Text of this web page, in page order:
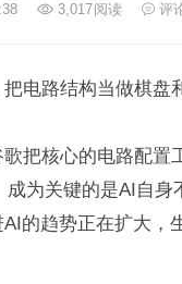
3,017阅读 评
电路结构当做棋盘
把核心的电路配置
为关键的是AI自身
的趋势正在扩大，